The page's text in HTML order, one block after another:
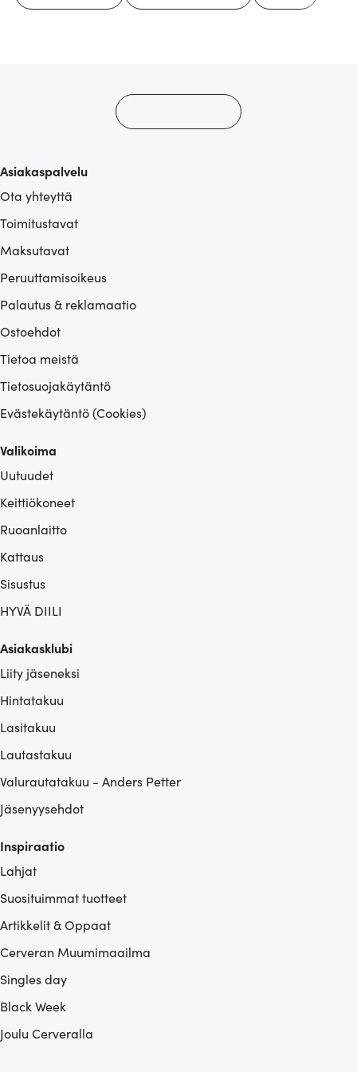
Asiakaspalvelu
Ota yhteyttä
Toimitustavat
Maksutavat
Peruuttamisoikeus
Palautus & reklamaatio
Ostoehdot
Tietoa meistä
Tietosuojakäytäntö
Evästekäytäntö (Cookies)
Valikoima
Uutuudet
Keittiökoneet
Ruoanlaitto
Kattaus
Sisustus
HYVÄ DIILI
Asiakasklubi
Liity jäseneksi
Hintatakuu
Lasitakuu
Lautastakuu
Valurautatakuu - Anders Petter
Jäsenyysehdot
Inspiraatio
Lahjat
Suosituimmat tuotteet
Artikkelit & Oppaat
Cerveran Muumimaailma
Singles day
Black Week
Joulu Cerveralla